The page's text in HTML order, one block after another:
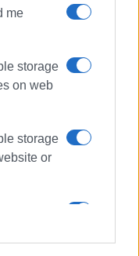
me
storage
on web
storage
or
storage
ΟΛ.ΚΕ.
υγραερίου